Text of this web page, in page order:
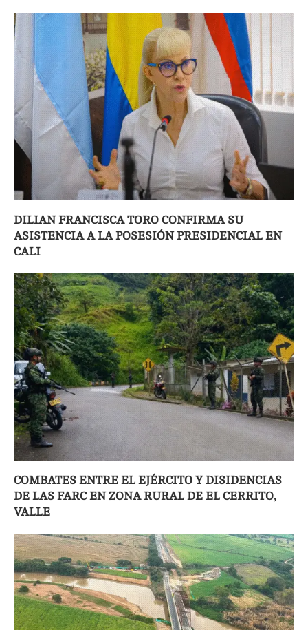
DILIAN FRANCISCA TORO CONFIRMA SU
ASISTENCIA A LA POSESIÓN PRESIDENCIAL EN
CALI
COMBATES ENTRE EL EJÉRCITO Y DISIDENCIAS
DE LAS FARC EN ZONA RURAL DE EL CERRITO,
VALLE